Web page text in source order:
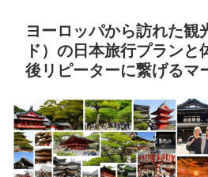
ヨーロッパから訪れた観
ド）の日本旅行プラン
後リピーターに繋げるマ